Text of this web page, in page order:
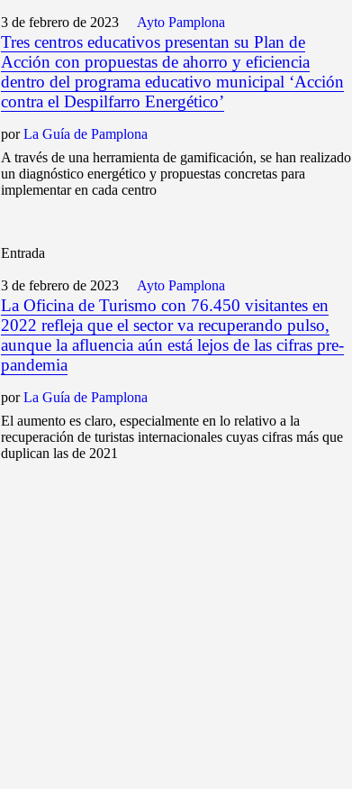
3 de febrero de 2023 Ayto Pamplona
Tres centros educativos presentan su Plan de
Acción con propuestas de ahorro y eficiencia
dentro del programa educativo municipal ‘Acción
contra el Despilfarro Energético’
porLa Guía de Pamplona
A través de una herramienta de gamificación, se han realizado
un diagnóstico energético y propuestas concretas para
implementar en cada centro
Entrada
3 de febrero de 2023 Ayto Pamplona
La Oficina de Turismo con 76.450 visitantes en
2022 refleja que el sector va recuperando pulso,
aunque la afluencia aún está lejos de las cifras pre-
pandemia
porLa Guía de Pamplona
El aumento es claro, especialmente en lo relativo a la
recuperación de turistas internacionales cuyas cifras más que
duplican las de 2021